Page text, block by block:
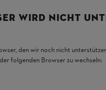
20 baterijom i
i praktično
bateriju
WIRD NICHT
den wir noch nicht
folgenden Browser zu wechseln: